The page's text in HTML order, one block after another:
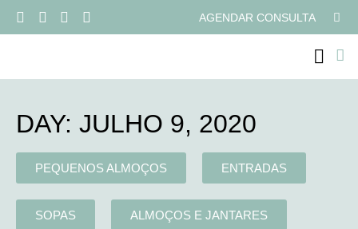
AGENDAR CONSULTA
DAY: JULHO 9, 2020
PEQUENOS ALMOÇOS ENTRADAS
SOPAS ALMOÇOS E JANTARES